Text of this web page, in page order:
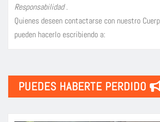
Responsabilidad.
Quienes deseen contactarse con nuestro
pueden hacerlo escribiendo a:
PUEDES HABERTE PERDIDO